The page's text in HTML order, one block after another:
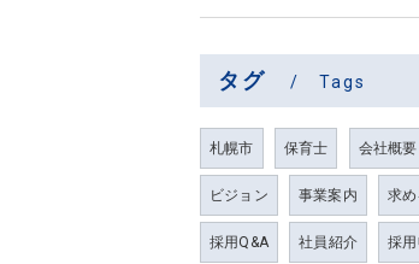
タグ Tags
札幌市 保育士 会社概要
ビジョン 事業案内 求
採用Q&A 社員紹介 採